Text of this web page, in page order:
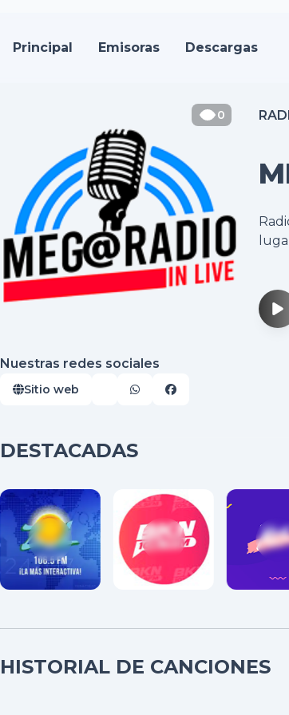
Principal Emisoras Descargas
0
Nuestras redes sociales
Sitio web
DESTACADAS
HISTORIAL DE CANCIONES